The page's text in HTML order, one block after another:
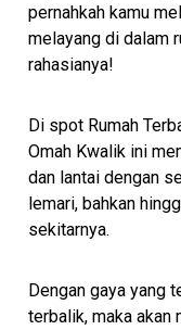
pernahkah kamu
melayang di dalam
rahasianya!
Di spot Rumah
Omah Kwalik ini
dan lantai dengan
lemari, bahkan
sekitarnya.
Dengan gaya yang
terbalik, maka akan